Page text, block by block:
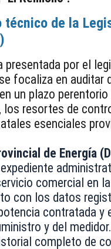
técnico de la
presentada por el
se focaliza en auditar
un plazo perentorio
, los resortes de
esenciales
de Energía
comercial en
con los datos
contratada y
y del
completo de